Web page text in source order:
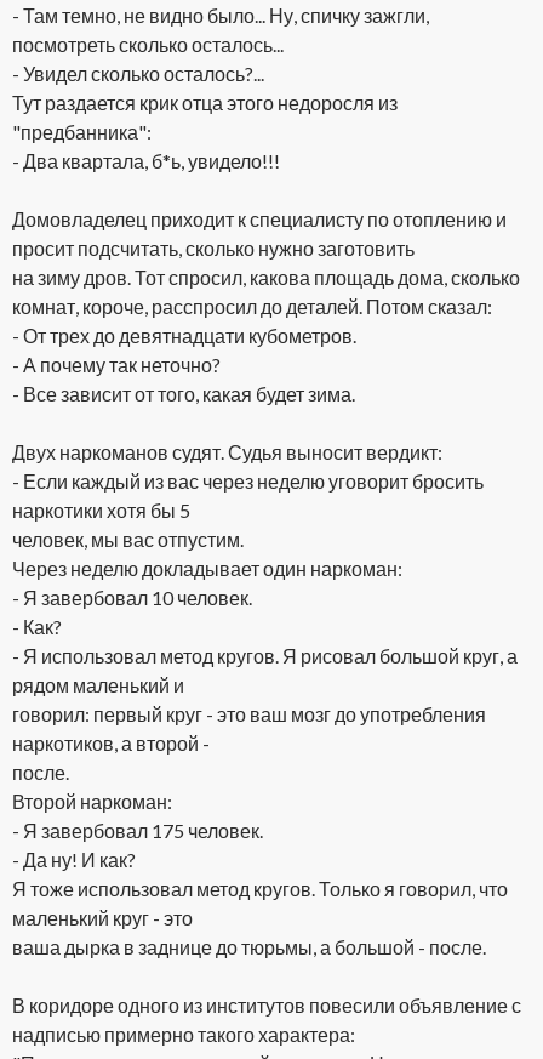
- Там темно, не видно было... Ну, спичку зажгли,
посмотреть сколько осталось...
- Увидел сколько осталось?...
Тут раздается крик отца этого недоросля из
"предбанника":
- Два квартала, б*ь, увидело!!!
Домовладелец приходит к специалисту по отоплению и
просит подсчитать, сколько нужно заготовить
на зиму дров. Тот спросил, какова площадь дома, сколько
комнат, короче, расспросил до деталей. Потом сказал:
- От трех до девятнадцати кубометров.
- А почему так неточно?
- Все зависит от того, какая будет зима.
Двух наркоманов судят. Судья выносит вердикт:
- Если каждый из вас через неделю уговорит бросить
наркотики хотя бы 5
человек, мы вас отпустим.
Через неделю докладывает один наркоман:
- Я завербовал 10 человек.
- Как?
- Я использовал метод кругов. Я рисовал большой круг, а
рядом маленький и
говорил: первый круг - это ваш мозг до употребления
наркотиков, а второй -
после.
Второй наркоман:
- Я завербовал 175 человек.
- Да ну! И как?
Я тоже использовал метод кругов. Только я говорил, что
маленький круг - это
ваша дырка в заднице до тюрьмы, а большой - после.
В коридоре одного из институтов повесили объявление с
надписью примерно такого характера: